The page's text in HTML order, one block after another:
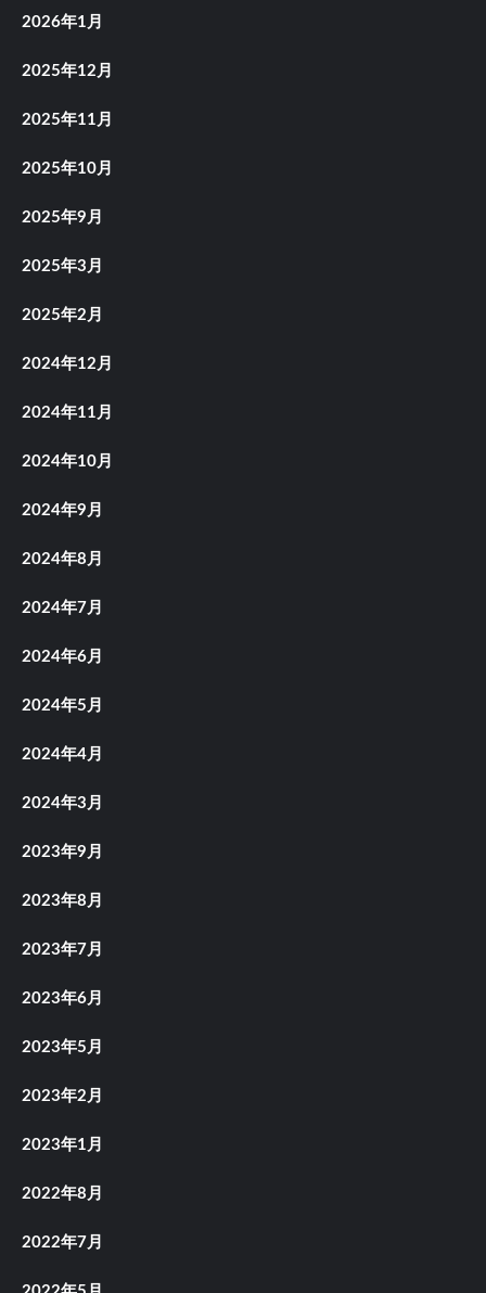
2026年1月
2025年12月
2025年11月
2025年10月
2025年9月
2025年3月
2025年2月
2024年12月
2024年11月
2024年10月
2024年9月
2024年8月
2024年7月
2024年6月
2024年5月
2024年4月
2024年3月
2023年9月
2023年8月
2023年7月
2023年6月
2023年5月
2023年2月
2023年1月
2022年8月
2022年7月